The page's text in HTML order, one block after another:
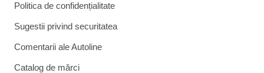
Politica de confidențialitate
Sugestii privind securitatea
Comentarii ale Autoline
Catalog de mărcі